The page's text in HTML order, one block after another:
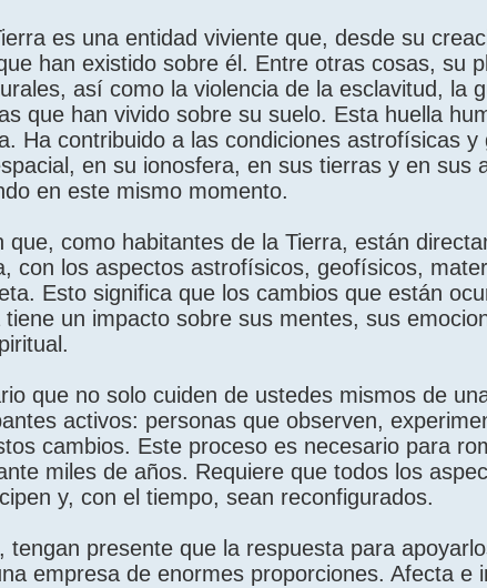
es una entidad viviente que, desde su
han existido sobre él. Entre otras cosas, su
así como la violencia de la esclavitud, la
que han vivido sobre su suelo. Esta huella
Ha contribuido a las condiciones astrofísicas
en su ionosfera, en sus tierras y en sus
en este mismo momento.
que, como habitantes de la Tierra, están
con los aspectos astrofísicos, geofísicos,
Esto significa que los cambios que están
tiene un impacto sobre sus mentes, sus
que no solo cuiden de ustedes mismos de
activos: personas que observen,
cambios. Este proceso es necesario para
miles de años. Requiere que todos los
y, con el tiempo, sean reconfigurados.
tengan presente que la respuesta para
empresa de enormes proporciones. Afecta e